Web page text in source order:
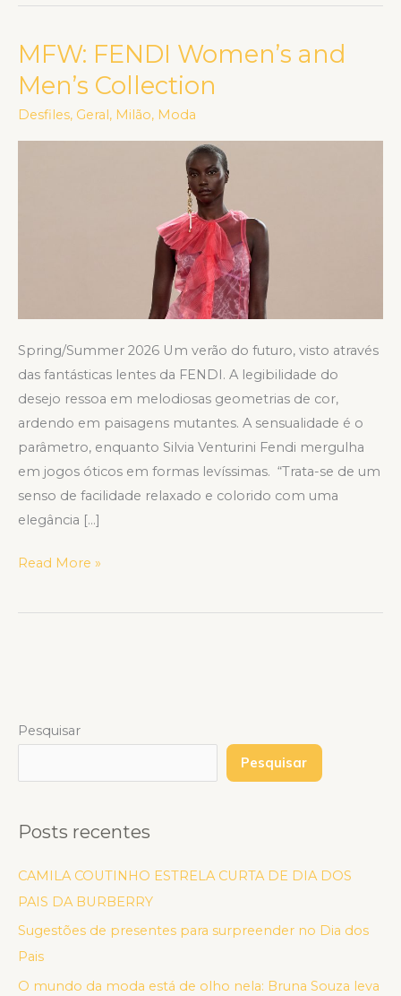
MFW: FENDI Women’s and
Men’s Collection
Desfiles, Geral , Milão, Moda
Spring/Summer 2026 Um verão do futuro, visto através
das fantásticas lentes da FENDI. A legibilidade do
desejo ressoa em melodiosas geometrias de cor,
ardendo em paisagens mutantes. A sensualidade é o
parâmetro, enquanto Silvia Venturini Fendi mergulha
em jogos óticos em formas levíssimas. “Trata-se de um
senso de facilidade relaxado e colorido com uma
elegância […]
MFW:
FENDI
Women’s
and
Men’s
Read More »
Pesquisar
Pesquisar
Posts recentes
CAMILA COUTINHO ESTRELA CURTA DE DIA DOS
PAIS DA BURBERRY
Sugestões de presentes para surpreender no Dia dos
Pais
O mundo da moda está de olho nela: Bruna Souza leva